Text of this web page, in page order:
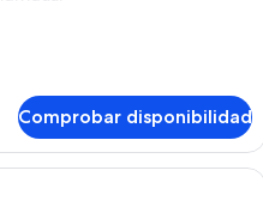
Comprobar disponibilidad